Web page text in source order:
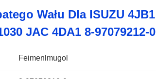
Wału Dla ISUZU 4JB1
JAC 4DA1 8-97079212-0
Feimenlmugol